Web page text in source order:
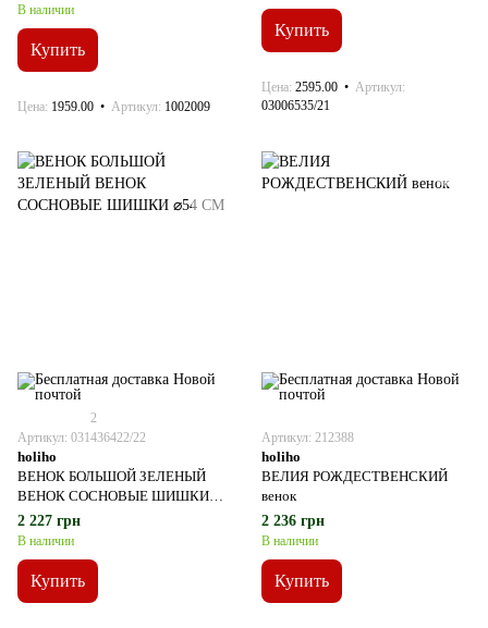
В наличии
Купить
Цена 1959.00 Артикул 1002009
Купить
Цена 2595.00
Артикул
03006535/21
2
Артикул: 031436422/22
holiho
ВЕНОК БОЛЬШОЙ ЗЕЛЕНЫЙ
ВЕНОК СОСНОВЫЕ ШИШКИ
⌀54 СМ
2 227 грн
В наличии
Купить
Артикул: 212388
holiho
ВЕЛИЯ РОЖДЕСТВЕНСКИЙ
венок
2 236 грн
В наличии
Купить